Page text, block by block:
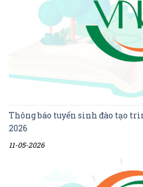
Thông báo tuyển sinh đào tạo
2026
11-05-2026